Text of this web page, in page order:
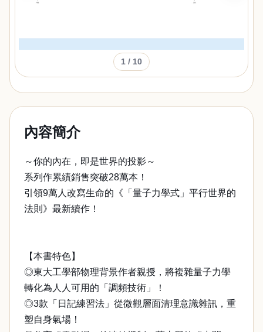
1 / 10
內容簡介
～你的內在，即是世界的投影～
系列作累績銷售突破28萬本！
引領9萬人改寫生命的《「量子力學式」平行世界的
法則》最新續作！
【本書特色】
◎東大工學部物理背景作者親授，將複雜量子力學
轉化為人人可用的「調頻技術」！
◎3款「日記練習法」從微觀層面清理意識雜訊，重
塑自身氣場！